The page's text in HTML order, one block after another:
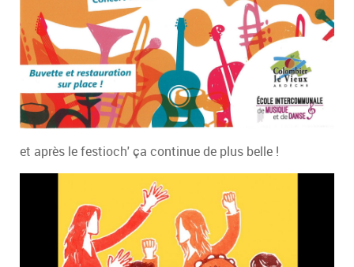
et après le festioch' ça continue de plus belle !